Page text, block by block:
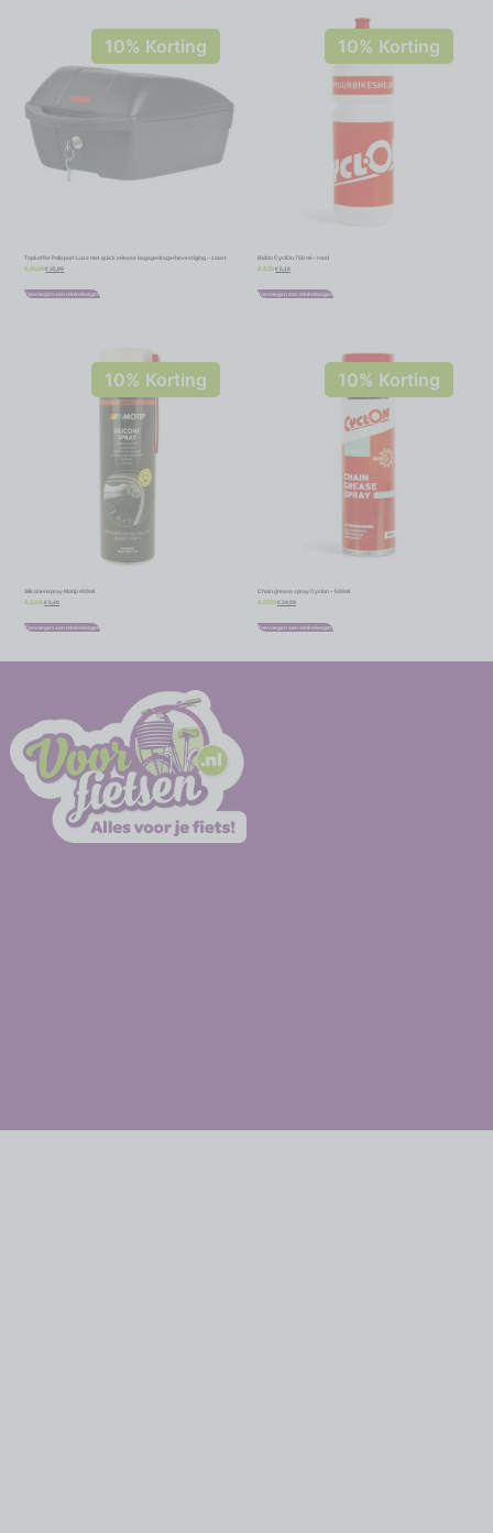
10% Korting
Topkoffer Polisport Luxe met quick release bagagedragerbevestiging – zwart
€ € 35,99
Toevoegen aan winkelwagen
10% Korting
Bidon CyclOn 750 ml – rood
€ 5,75 € 5,18
Toevoegen aan winkelwagen
10% Korting
Siliconenspray Motip 400ml
€ 6,00 € 5,40
Toevoegen aan winkelwagen
10% Korting
Chain grease spray Cyclon – 500ml
€ 27,75 € 24,98
Toevoegen aan winkelwagen